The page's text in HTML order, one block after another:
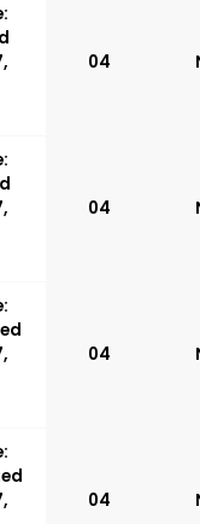
04
04
04
04